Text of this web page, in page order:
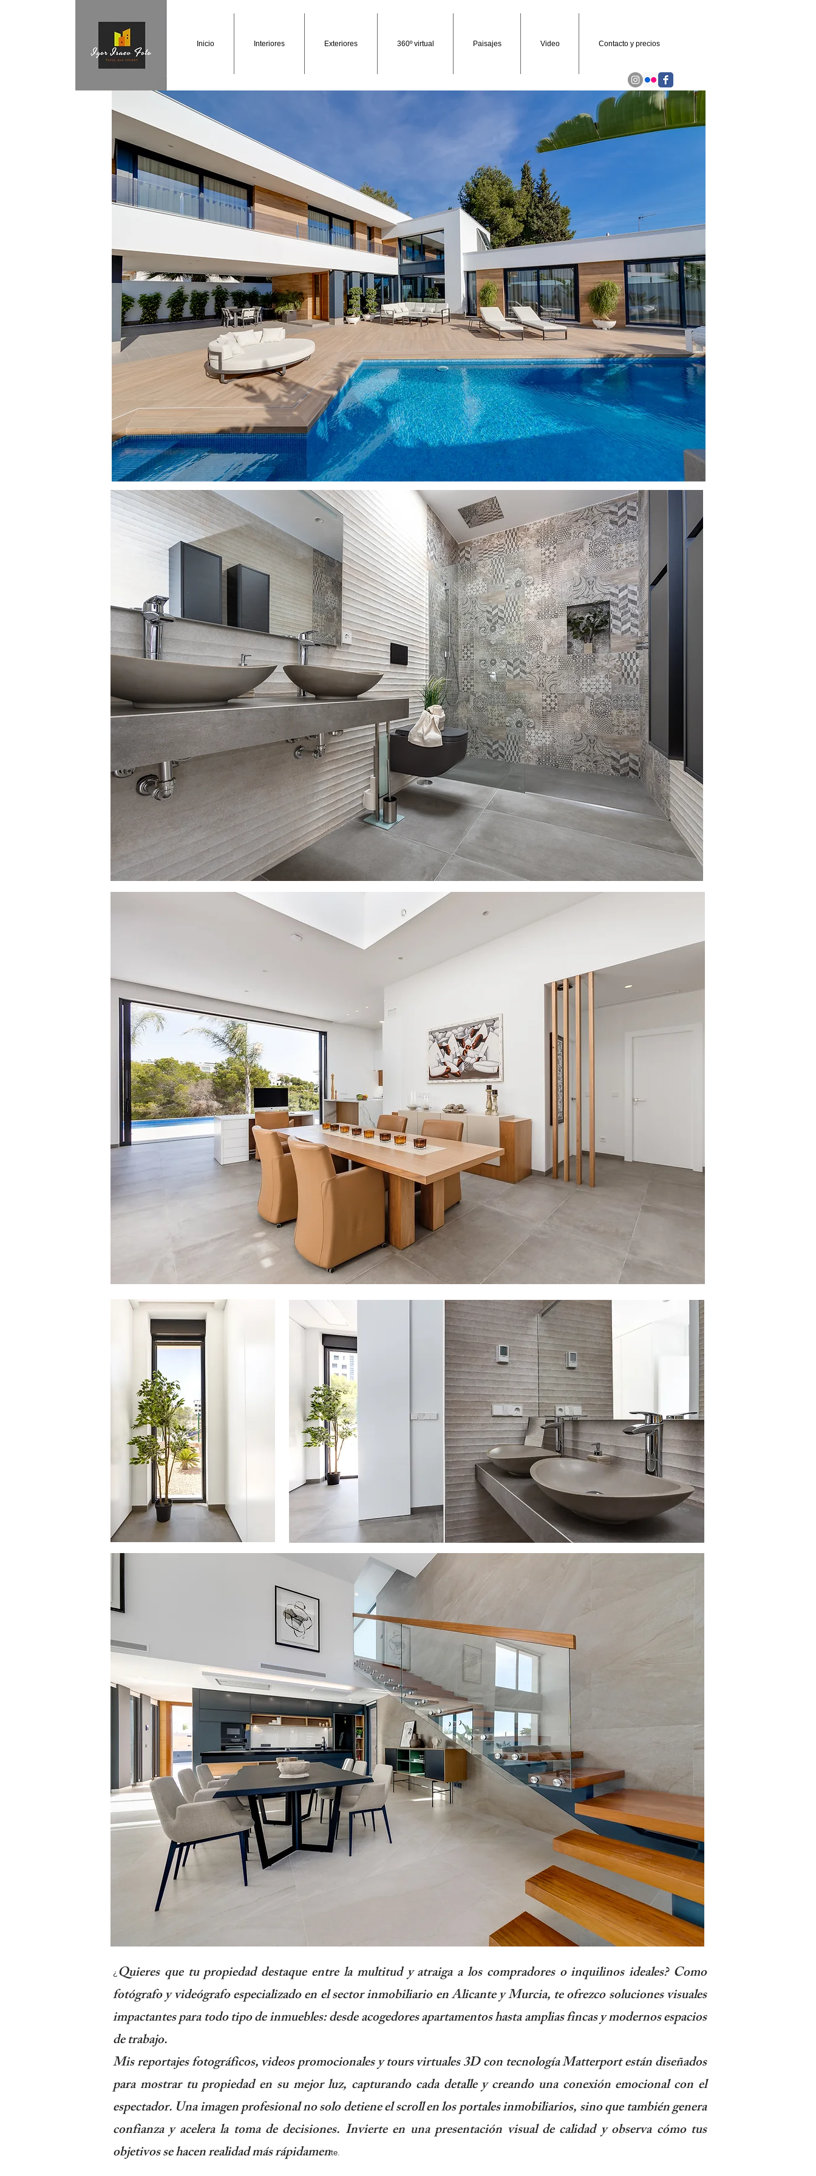
Inicio Interiores Exteriores 360º virtual Paisajes Video Contacto y precios
FOTOGRAFIA DE ARQUITECTURA E INTERIORES
¿ Quieres que tu propiedad destaque entre la multitud y atraiga a los compradores o inquilinos ideales? Como
fotógrafo y videógrafo especializado en el sector inmobiliario en Alicante y Murcia, te ofrezco soluciones visuales
impactantes para todo tipo de inmuebles: desde acogedores apartamentos hasta amplias fincas y modernos espacios
de trabajo.
Mis reportajes fotográficos, videos promocionales y tours virtuales 3D con tecnología Matterport están diseñados
para mostrar tu propiedad en su mejor luz, capturando cada detalle y creando una conexión emocional con el
espectador. Una imagen profesional no solo detiene el scroll en los portales inmobiliarios, sino que también genera
confianza y acelera la toma de decisiones. Invierte en una presentación visual de calidad y observa cómo tus
objetivos se hacen realidad más rápidamente.